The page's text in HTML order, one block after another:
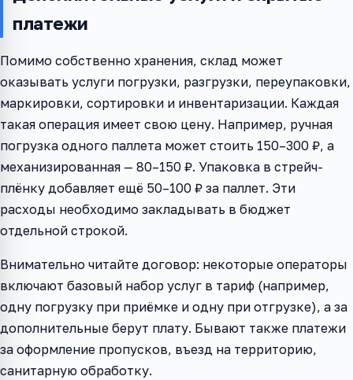
платежи
Помимо собственно хранения, склад может
оказывать услуги погрузки, разгрузки, переупаковки,
маркировки, сортировки и инвентаризации. Каждая
такая операция имеет свою цену. Например, ручная
погрузка одного паллета может стоить 150–300 ₽, а
механизированная — 80–150 ₽. Упаковка в стрейч-
плёнку добавляет ещё 50–100 ₽ за паллет. Эти
расходы необходимо закладывать в бюджет
отдельной строкой.
Внимательно читайте договор: некоторые операторы
включают базовый набор услуг в тариф (например,
одну погрузку при приёмке и одну при отгрузке), а за
дополнительные берут плату. Бывают также платежи
за оформление пропусков, въезд на территорию,
санитарную обработку.